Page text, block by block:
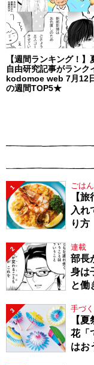
【週間ランキング！】
自由研究記事がランク
kodomoe web 7月12
の週間TOP5★
1 ごは
【
入れ
り方
2 連載
部長
身は
と働
3 手づ
【
花「
はお